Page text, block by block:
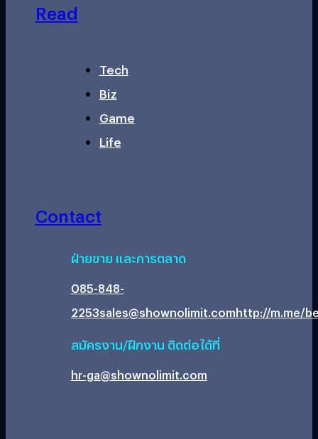
Read
Tech
Biz
Game
Life
Contact
ฝ่ายขาย และการตลาด
085-848-
2253sales@shownolimit.comhttp://m.me/
สมัครงาน/ฝึกงาน ติดต่อได้ที่
hr-ga@shownolimit.com